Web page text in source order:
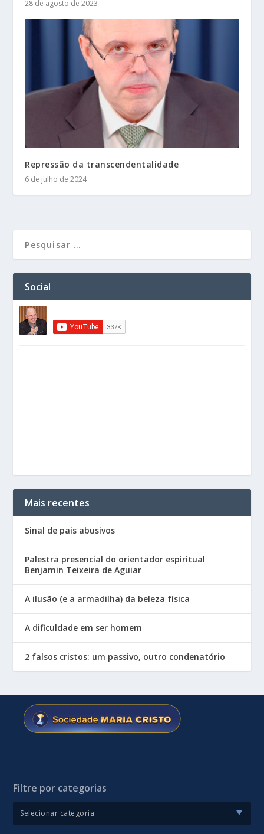
28 de agosto de 2023
Repressão da transcendentalidade
6 de julho de 2024
Social
Mais recentes
Sinal de pais abusivos
Palestra presencial do orientador espiritual
Benjamin Teixeira de Aguiar
A ilusão (e a armadilha) da beleza física
A dificuldade em ser homem
2 falsos cristos: um passivo, outro condenatório
Filtre por categorias